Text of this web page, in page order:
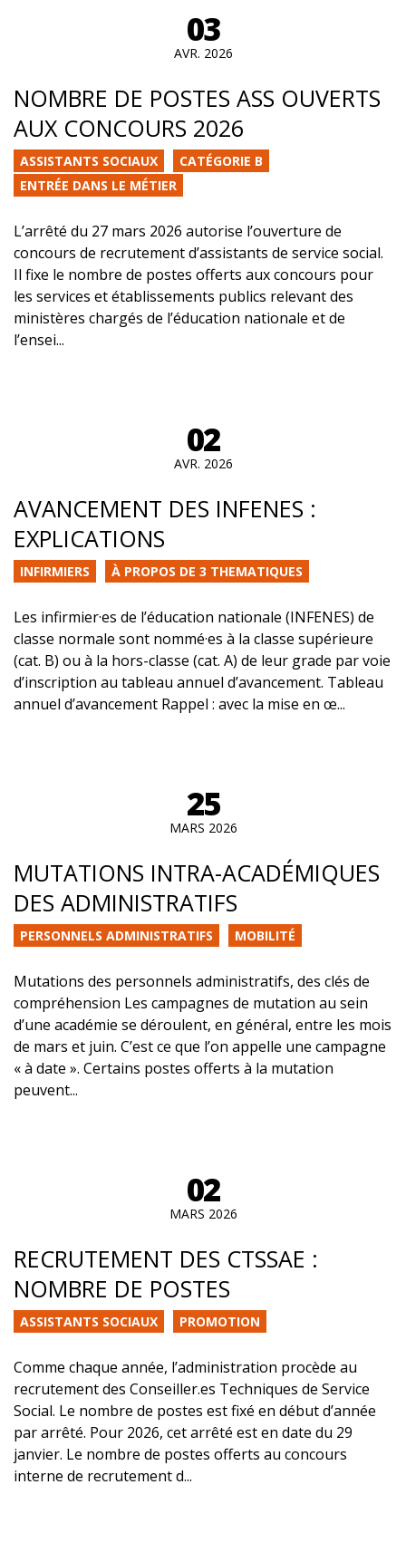
03
AVR. 2026
NOMBRE DE POSTES ASS OUVERTS
AUX CONCOURS 2026
ASSISTANTS SOCIAUX
CATÉGORIE B
ENTRÉE DANS LE MÉTIER
L’arrêté du 27 mars 2026 autorise l’ouverture de
concours de recrutement d’assistants de service social.
Il fixe le nombre de postes offerts aux concours pour
les services et établissements publics relevant des
ministères chargés de l’éducation nationale et de
l’ensei...
02
AVR. 2026
AVANCEMENT DES INFENES :
EXPLICATIONS
INFIRMIERS À PROPOS DE 3 THEMATIQUES
Les infirmier·es de l’éducation nationale (INFENES) de
classe normale sont nommé·es à la classe supérieure
(cat. B) ou à la hors-classe (cat. A) de leur grade par voie
d’inscription au tableau annuel d’avancement. Tableau
annuel d’avancement Rappel : avec la mise en œ...
25
MARS 2026
MUTATIONS INTRA-ACADÉMIQUES
DES ADMINISTRATIFS
PERSONNELS ADMINISTRATIFS MOBILITÉ
Mutations des personnels administratifs, des clés de
compréhension Les campagnes de mutation au sein
d’une académie se déroulent, en général, entre les mois
de mars et juin. C’est ce que l’on appelle une campagne
« à date ». Certains postes offerts à la mutation
peuvent...
02
MARS 2026
RECRUTEMENT DES CTSSAE :
NOMBRE DE POSTES
ASSISTANTS SOCIAUX PROMOTION
Comme chaque année, l’administration procède au
recrutement des Conseiller.es Techniques de Service
Social. Le nombre de postes est fixé en début d’année
par arrêté. Pour 2026, cet arrêté est en date du 29
janvier. Le nombre de postes offerts au concours
interne de recrutement d...